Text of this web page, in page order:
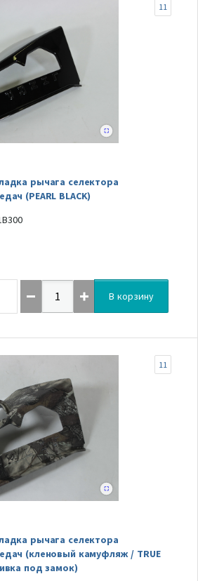
рычага селектора
(PEARL BLACK)
11
В корзину
рычага селектора
(кленовый камуфляж / TRUE
под замок)
11